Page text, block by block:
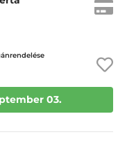
03.